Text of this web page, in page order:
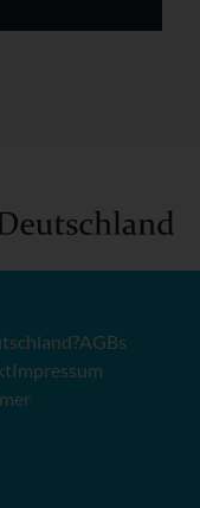
AGBs
Impressum